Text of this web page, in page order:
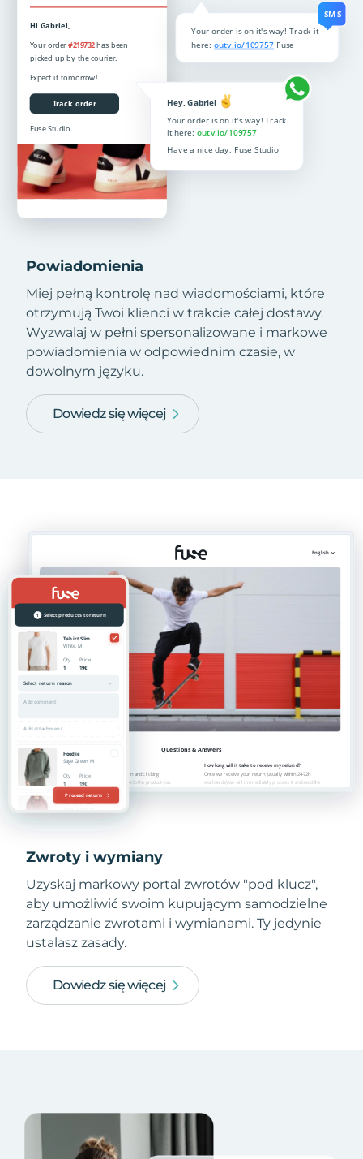
Powiadomienia
Miej pełną kontrolę nad wiadomościami, które
otrzymują Twoi klienci w trakcie całej dostawy.
Wyzwalaj w pełni spersonalizowane i markowe
powiadomienia w odpowiednim czasie, w
dowolnym języku.
Dowiedz się więcej
Zwroty i wymiany
Uzyskaj markowy portal zwrotów "pod klucz",
aby umożliwić swoim kupującym samodzielne
zarządzanie zwrotami i wymianami. Ty jedynie
ustalasz zasady.
Dowiedz się więcej